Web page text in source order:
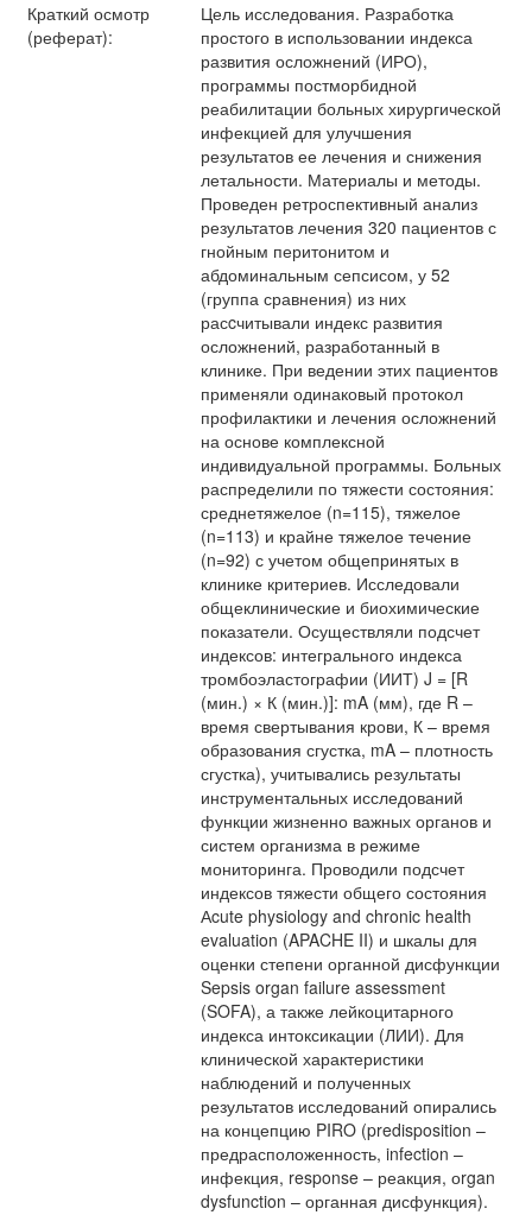
Краткий осмотр
(реферат):
Цель исследования. Разработка
простого в использовании индекса
развития осложнений (ИРО),
программы постморбидной
реабилитации больных хирургической
инфекцией для улучшения
результатов ее лечения и снижения
летальности. Материалы и методы.
Проведен ретроспективный анализ
результатов лечения 320 пациентов с
гнойным перитонитом и
абдоминальным сепсисом, у 52
(группа сравнения) из них
расcчитывали индекс развития
осложнений, разработанный в
клинике. При ведении этих пациентов
применяли одинаковый протокол
профилактики и лечения осложнений
на основе комплексной
индивидуальной программы. Больных
распределили по тяжести состояния:
среднетяжелое (n=115), тяжелое
(n=113) и крайне тяжелое течение
(n=92) с учетом общепринятых в
клинике критериев. Исследовали
общеклинические и биохимические
показатели. Осуществляли подсчет
индексов: интегрального индекса
тромбоэластографии (ИИТ) J = [R
(мин.) × К (мин.)]: mA (мм), где R –
время свертывания крови, К – время
образования сгустка, mA – плотность
сгустка), учитывались результаты
инструментальных исследований
функции жизненно важных органов и
систем организма в режиме
мониторинга. Проводили подсчет
индексов тяжести общего состояния
Аcute physiology and chronic health
evaluation (APACHE II) и шкалы для
оценки степени органной дисфункции
Sepsis organ failure assessment
(SOFA), а также лейкоцитарного
индекса интоксикации (ЛИИ). Для
клинической характеристики
наблюдений и полученных
результатов исследований опирались
на концепцию PIRO (predisposition –
предрасположенность, infection –
инфекция, response – реакция, оrgan
dysfunction – органная дисфункция).